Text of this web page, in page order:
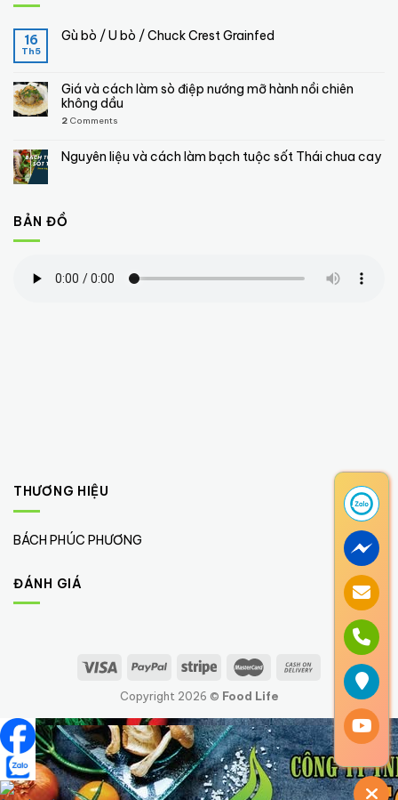
16
Th5
Gù bò / U bò / Chuck Crest Grainfed
Giá và cách làm sò điệp nướng mỡ hành nồi chiên
không dầu
2 Comments
Nguyên liệu và cách làm bạch tuộc sốt Thái chua cay
BẢN ĐỒ
THƯƠNG HIỆU
BÁCH PHÚC PHƯƠNG (1)
ĐÁNH GIÁ
Copyright 2026 © Food Life